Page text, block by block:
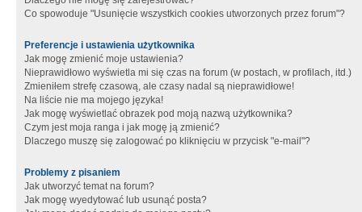
Co spowoduje "Usunięcie wszystkich cookies utworzonych przez forum"?
Preferencje i ustawienia użytkownika
Jak mogę zmienić moje ustawienia?
Nieprawidłowo wyświetla mi się czas na forum (w postach, w profilach, itd.)
Zmieniłem strefę czasową, ale czasy nadal są nieprawidłowe!
Na liście nie ma mojego języka!
Jak mogę wyświetlać obrazek pod moją nazwą użytkownika?
Czym jest moja ranga i jak mogę ją zmienić?
Dlaczego muszę się zalogować po kliknięciu w przycisk "e-mail"?
Problemy z pisaniem
Jak utworzyć temat na forum?
Jak mogę wyedytować lub usunąć posta?